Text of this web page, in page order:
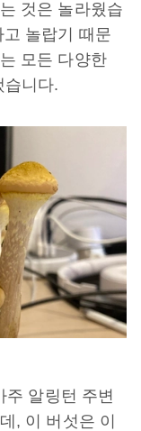
것은 놀라웠습
놀랍기 때문
모든 다양한
습니다.
주 알링턴 주변
, 이 버섯은 이